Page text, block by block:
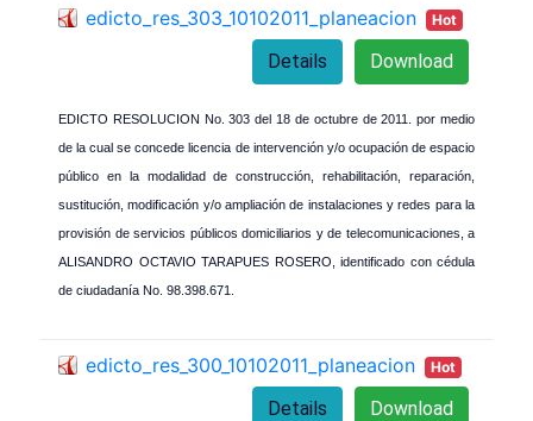
edicto_res_303_10102011_planeacion Hot
Download
Details
EDICTO RESOLUCION No. 303 del 18 de octubre de 2011. por medio
de la cual se concede licencia de intervención y/o ocupación de espacio
público en la modalidad de construcción, rehabilitación, reparación,
sustitución, modificación y/o ampliación de instalaciones y redes para la
provisión de servicios públicos domiciliarios y de telecomunicaciones, a
ALISANDRO OCTAVIO TARAPUES ROSERO, identificado con cédula
de ciudadanía No. 98.398.671.
edicto_res_300_10102011_planeacion Hot
Download
Details